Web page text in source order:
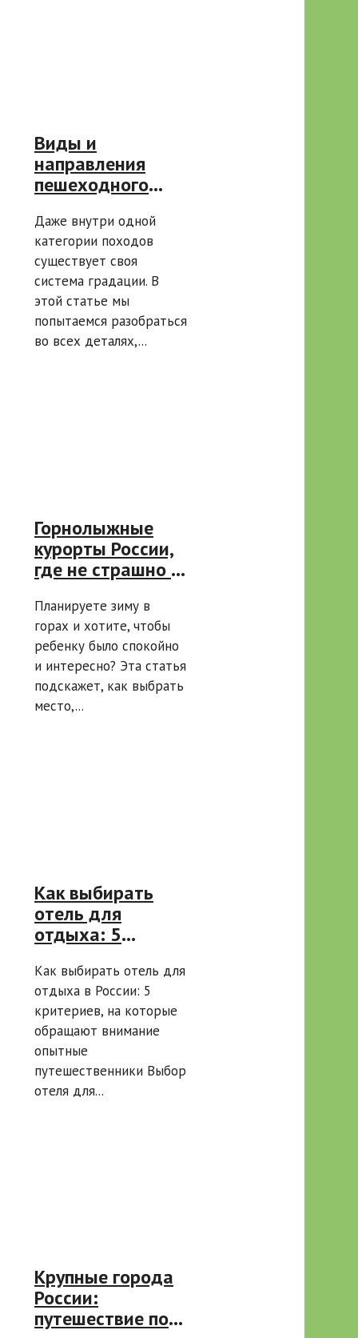
Виды и
направления
пешеходного
Даже внутри одной
категории походов
существует своя
система градации. В
этой статье мы
попытаемся разобраться
во всех деталях,...
Горнолыжные
курорты России,
где не страшно с
горнолыжный
курорт с детьми,
детские трассы,
подъемники и
школы для
малышей
Планируете зиму в
горах и хотите, чтобы
ребенку было спокойно
и интересно? Эта статья
подскажет, как выбрать
место,...
Как выбирать
отель для
отдыха: 5
которые
проверяют
опытные туристы
ещё до
бронирования
Как выбирать отель для
отдыха в России: 5
критериев, на которые
обращают внимание
опытные
путешественники Выбор
отеля для...
Крупные города
России:
путешествие по